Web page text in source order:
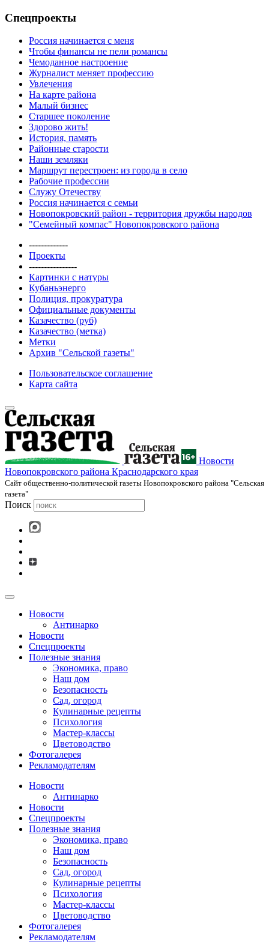
Спецпроекты
Россия начинается с меня
Чтобы финансы не пели романсы
Чемоданное настроение
Журналист меняет профессию
Увлечения
На карте района
Малый бизнес
Старшее поколение
Здорово жить!
История, память
Районные старости
Наши земляки
Маршрут перестроен: из города в село
Рабочие профессии
Служу Отечеству
Россия начинается с семьи
Новопокровский район - территория дружбы народов
"Семейный компас" Новопокровского района
-------------
Проекты
----------------
Картинки с натуры
Кубаньэнерго
Полиция, прокуратура
Официальные документы
Казачество (руб)
Казачество (метка)
Метки
Архив "Сельской газеты"
Пользовательское соглашение
Карта сайта
Новости
Новопокровского района Краснодарского края
Cайт общественно-политической газеты Новопокровского района "Сельская
газета"
Поиск
Новости
Антинарко
Новости
Спецпроекты
Полезные знания
Экономика, право
Наш дом
Безопасность
Сад, огород
Кулинарные рецепты
Психология
Мастер-классы
Цветоводство
Фотогалерея
Рекламодателям
Новости
Антинарко
Новости
Спецпроекты
Полезные знания
Экономика, право
Наш дом
Безопасность
Сад, огород
Кулинарные рецепты
Психология
Мастер-классы
Цветоводство
Фотогалерея
Рекламодателям